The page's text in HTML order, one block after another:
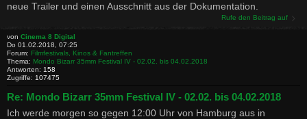
neue Trailer und einen Ausschnitt aus der Dokumentation.
Rufe den Beitrag auf
von Cinema 8 Digital
Do 01.02.2018, 07:25
Forum: Filmfestivals, Kinos & Fantreffen
Thema: Mondo Bizarr 35mm Festival IV - 02.02. bis 04.02.2018
Antworten: 158
Zugriffe: 107475
Re: Mondo Bizarr 35mm Festival IV - 02.02. bis 04.02.2018
Ich werde morgen so gegen 12:00 Uhr von Hamburg aus in